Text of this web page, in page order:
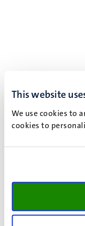
This website
We use cookies to
cookies to